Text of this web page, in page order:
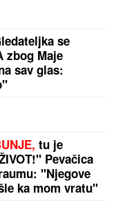
NALAZI PRVI
Dok svi
veridbi, Vojislav